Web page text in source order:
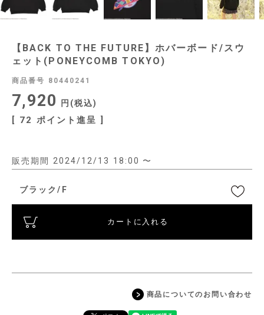
【BACK TO THE FUTURE】ホバーボード/スウ
ェット(PONEYCOMB TOKYO)
商品番号 80440241
7,920 税込
[ 72 ポイント進呈 ]
販売期間 2024/12/13 18:00 〜
ブラック/F
カートに入れる
商品についてのお問い合わせ